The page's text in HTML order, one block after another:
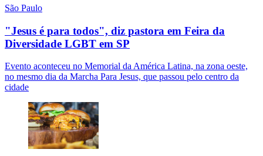
São Paulo
"Jesus é para todos", diz pastora em Feira da
Diversidade LGBT em SP
Evento aconteceu no Memorial da América Latina, na zona oeste,
no mesmo dia da Marcha Para Jesus, que passou pelo centro da
cidade